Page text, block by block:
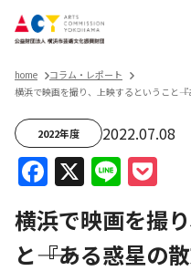
home
コラム・レポート
横浜で映画を撮り、上映するということ――
2022年度 2022.07.08
Facebook
X Line
横浜で映画を撮
と――『ある惑星